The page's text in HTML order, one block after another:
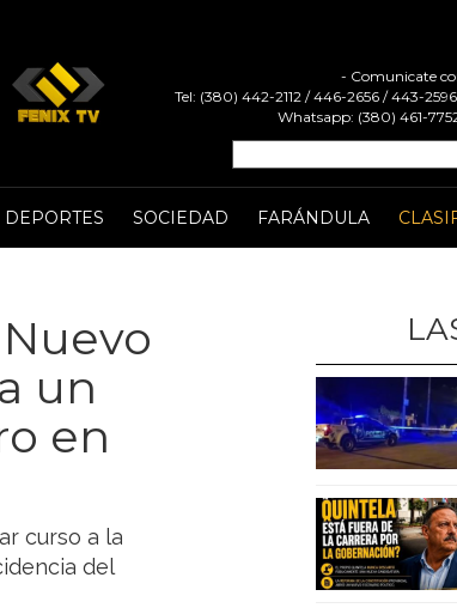
- Comunicate
Tel: (380) 442-2112 / 446-2656 / 443-
Whatsapp: (380) 461-
DEPORTES SOCIEDAD FARÁNDULA
un
en
curso a la
del